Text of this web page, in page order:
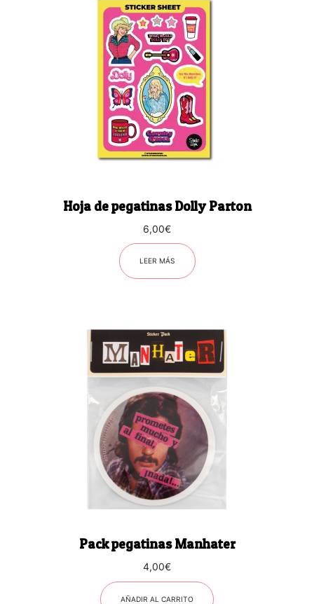
Hoja de pegatinas Dolly Parton
6,00€
LEER MÁS
Pack pegatinas Manhater
4,00€
AÑADIR AL CARRITO